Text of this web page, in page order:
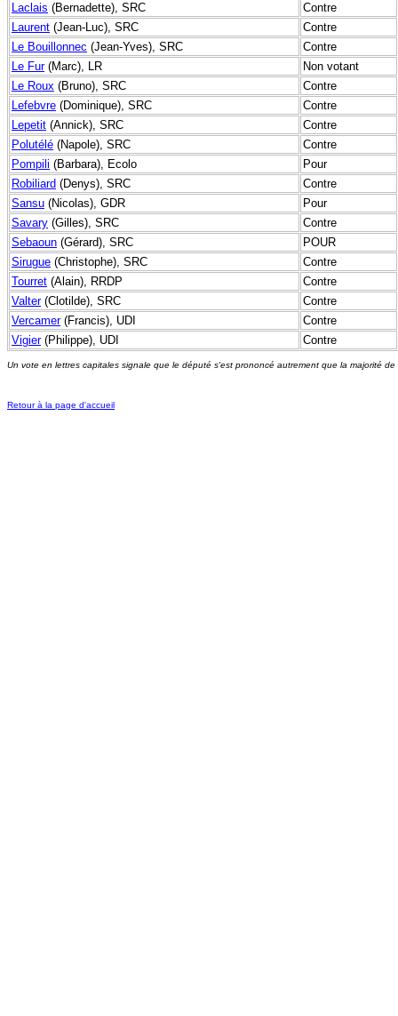
Laclais (Bernadette), SRC
Contre
Laurent (Jean-Luc), SRC
Contre
Le Bouillonnec (Jean-Yves), SRC
Contre
Le Fur(Marc), LR
Non votant
Le Roux (Bruno), SRC
Contre
Lefebvre (Dominique), SRC
Contre
Lepetit (Annick), SRC
Contre
Polutélé (Napole), SRC
Contre
Pompili (Barbara), Ecolo
Pour
Robiliard (Denys), SRC
Contre
Sansu (Nicolas), GDR
Pour
Savary (Gilles), SRC
Contre
Sebaoun (Gérard), SRC
POUR
Sirugue (Christophe), SRC
Contre
Tourret (Alain), RRDP
Contre
Valter(Clotilde), SRC
Contre
Vercamer(Francis), UDI
Contre
Vigier(Philippe), UDI Contre
Un vote en lettres capitales signale que le député s'est prononcé autrement que la majorité
Retour à la page d'accueil